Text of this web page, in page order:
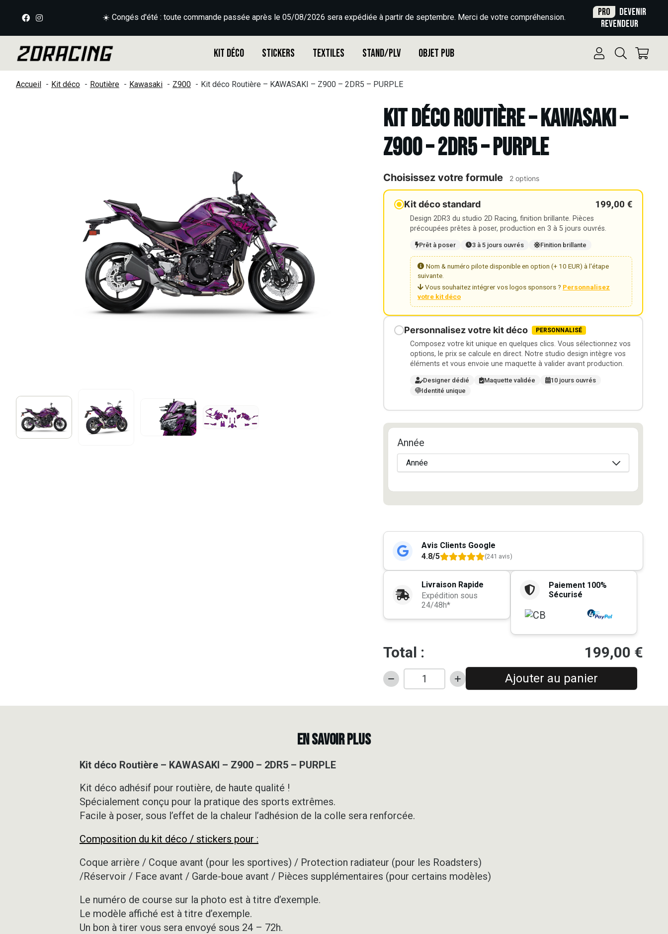
☀️ Congés d'été : toute commande passée après le 05/08/2026 sera expédiée à partir de septembre. Merci de votre compréhension. Pro
Devenir
revendeur
Kit déco Stickers Textiles Stand/PLV Objet Pub
Accueil Kit déco Routière Kawasaki Z900 Kit déco Routière – KAWASAKI – Z900 – 2DR5 – PURPLE
Kit déco Routière – KAWASAKI –
Z900 – 2DR5 – PURPLE
Choisissez votre formule 2 options
Kit déco standard 199,00 €
Design 2DR3 du studio 2D Racing, finition brillante. Pièces
précoupées prêtes à poser, production en 3 à 5 jours ouvrés.
Prêt à poser 3 à 5 jours ouvrés Finition brillante
Nom & numéro pilote disponible en option (+ 10 EUR) à l'étape
suivante.
Vous souhaitez intégrer vos logos sponsors ? Personnalisez
votre kit déco
Personnalisez votre kit déco PERSONNALISÉ
Composez votre kit unique en quelques clics. Vous sélectionnez vos
options, le prix se calcule en direct. Notre studio design intègre vos
éléments et vous envoie une maquette à valider avant production.
Designer dédié Maquette validée
10 jours ouvrés
Identité unique
Année
Avis Clients Google
4.8/5
(241 avis)
Livraison Rapide
Expédition sous
24/48h*
Paiement 100%
Sécurisé
Total : 199,00 €
quantité
Kit
-
Ajouter au panier
EN SAVOIR PLUS
Kit déco Routière – KAWASAKI – Z900 – 2DR5 – PURPLE
Kit déco adhésif pour routière, de haute qualité !
Spécialement conçu pour la pratique des sports extrêmes.
Facile à poser, sous l’effet de la chaleur l’adhésion de la colle sera renforcée.
Composition du kit déco / stickers pour :
Coque arrière / Coque avant (pour les sportives) / Protection radiateur (pour les Roadsters)
/Réservoir / Face avant / Garde-boue avant / Pièces supplémentaires (pour certains modèles)
Le numéro de course sur la photo est à titre d’exemple.
Le modèle affiché est à titre d’exemple.
Un bon à tirer vous sera envoyé sous 24 – 72h.